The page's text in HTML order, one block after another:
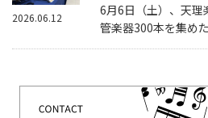
6月6日（土）、天理
管楽器300本を集め
2026.06.12